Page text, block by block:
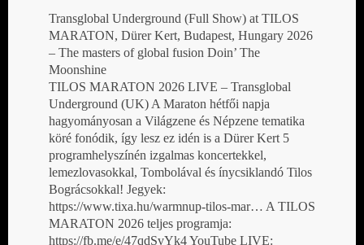
Transglobal Underground (Full Show) at TILOS
MARATON, Dürer Kert, Budapest, Hungary 2026
– The masters of global fusion Doin’ The
Moonshine
TILOS MARATON 2026 LIVE – Transglobal
Underground (UK) A Maraton hétfői napja
hagyományosan a Világzene és Népzene tematika
köré fonódik, így lesz ez idén is a Dürer Kert 5
programhelyszínén izgalmas koncertekkel,
lemezlovasokkal, Tombolával és ínycsiklandó Tilos
Bográcsokkal! Jegyek:
https://www.tixa.hu/warmnup-tilos-mar… A TILOS
MARATON 2026 teljes programja:
https://fb.me/e/47qdSvYk4 YouTube LIVE: